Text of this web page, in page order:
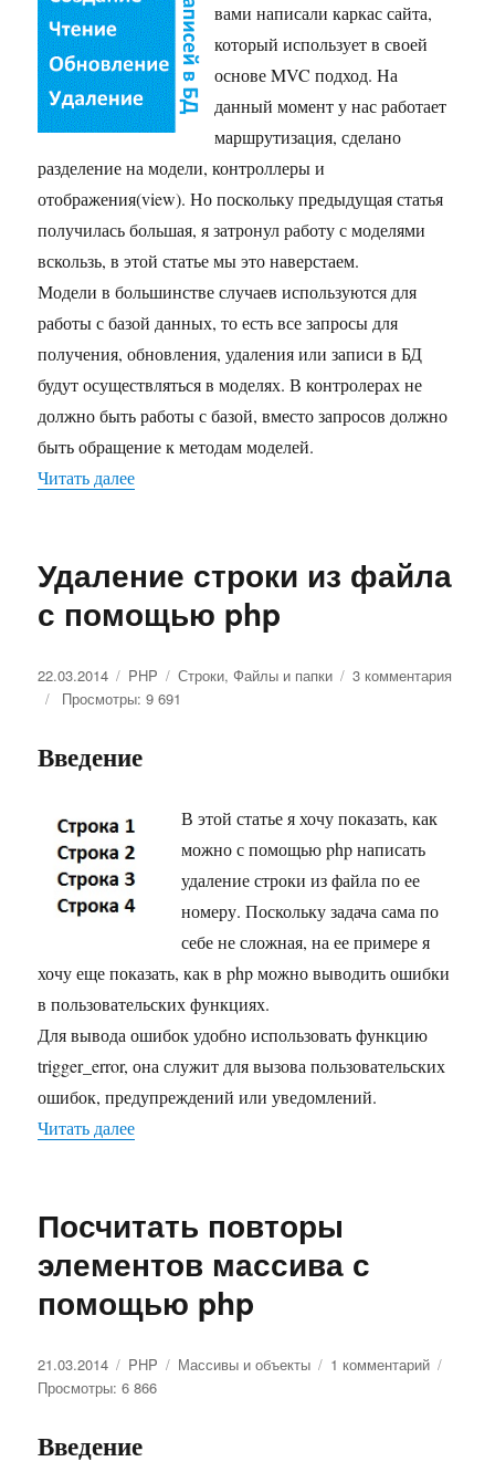
вами написали каркас сайта,
который использует в своей
основе MVC подход. На
данный момент у нас работает
маршрутизация, сделано
разделение на модели, контроллеры и
отображения(view). Но поскольку предыдущая статья
получилась большая, я затронул работу с моделями
вскользь, в этой статье мы это наверстаем.
Модели в большинстве случаев используются для
работы с базой данных, то есть все запросы для
получения, обновления, удаления или записи в БД
будут осуществляться в моделях. В контролерах не
должно быть работы с базой, вместо запросов должно
быть обращение к методам моделей.
Читать далее
Удаление строки из файла
с помощью php
Опубликовано
22.03.2014 Рубрики
PHP Метки
Строки,Файлы и папки 3 комментария
Просмотры: 9 691
Введение
В этой статье я хочу показать, как
можно с помощью php написать
удаление строки из файла по ее
номеру. Поскольку задача сама по
себе не сложная, на ее примере я
хочу еще показать, как в php можно выводить ошибки
в пользовательских функциях.
Для вывода ошибок удобно использовать функцию
trigger_error, она служит для вызова пользовательских
ошибок, предупреждений или уведомлений.
Читать далее
Посчитать повторы
элементов массива с
помощью php
Опубликовано
21.03.2014 Рубрики
PHP Метки
Массивы и объекты 1 комментарий
Просмотры: 6 866
Введение